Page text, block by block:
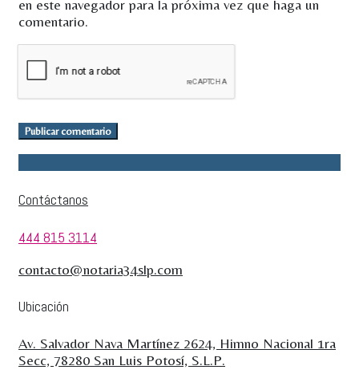
en este navegador para la próxima vez que haga un
comentario.
Publicar comentario
Contáctanos
444 815 3114
contacto@notaria34slp.com
Ubicación
Av. Salvador Nava Martínez 2624, Himno Nacional 1ra
Secc, 78280 San Luis Potosí, S.L.P.